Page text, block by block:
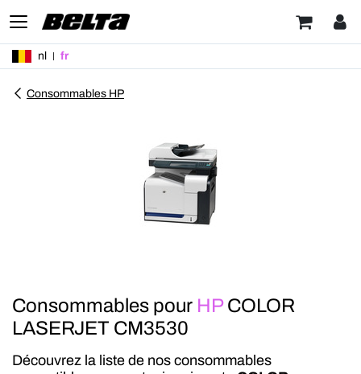
nl fr
Consommables HP
Consommables pour HPCOLOR
LASERJET CM3530
Découvrez la liste de nos consommables